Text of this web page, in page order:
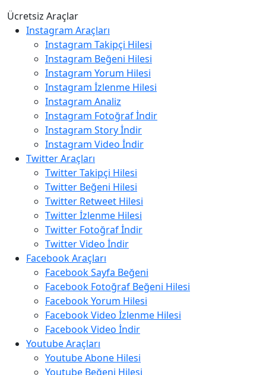
Ücretsiz Araçlar
Instagram Araçları
Instagram Takipçi Hilesi
Instagram Beğeni Hilesi
Instagram Yorum Hilesi
Instagram İzlenme Hilesi
Instagram Analiz
Instagram Fotoğraf İndir
Instagram Story İndir
Instagram Video İndir
Twitter Araçları
Twitter Takipçi Hilesi
Twitter Beğeni Hilesi
Twitter Retweet Hilesi
Twitter İzlenme Hilesi
Twitter Fotoğraf İndir
Twitter Video İndir
Facebook Araçları
Facebook Sayfa Beğeni
Facebook Fotoğraf Beğeni Hilesi
Facebook Yorum Hilesi
Facebook Video İzlenme Hilesi
Facebook Video İndir
Youtube Araçları
Youtube Abone Hilesi
Youtube Beğeni Hilesi